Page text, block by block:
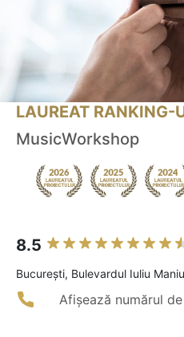
LAUREAT RANKING-
MusicWorkshop
8.5
Bucureşti, Bulevardul Iuliu
Afișează numărul